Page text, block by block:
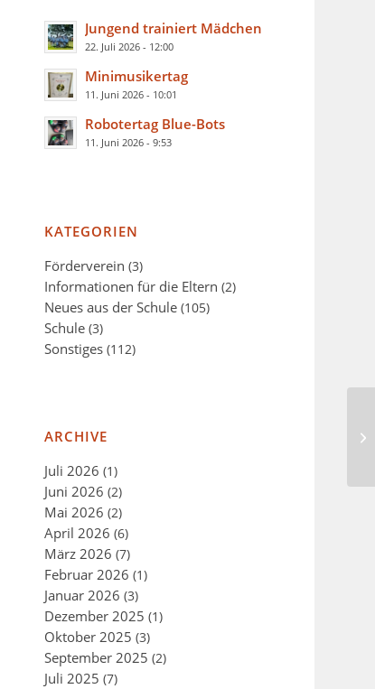
Jungend trainiert Mädchen
22. Juli 2026 - 12:00
Minimusikertag
11. Juni 2026 - 10:01
Robotertag Blue-Bots
11. Juni 2026 - 9:53
KATEGORIEN
Förderverein (3)
Informationen für die Eltern (2)
Neues aus der Schule (105)
Schule (3)
Sonstiges (112)
ARCHIVE
Juli 2026 (1)
Juni 2026 (2)
Mai 2026 (2)
April 2026 (6)
März 2026 (7)
Februar 2026 (1)
Januar 2026 (3)
Dezember 2025 (1)
Oktober 2025 (3)
September 2025 (2)
Juli 2025 (7)